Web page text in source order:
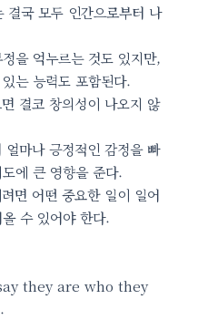
국 모두 인간으로부터 나
을 억누르는 것도 있지만,
는 능력도 포함된다.
결코 창의성이 나오지 않
마나 긍정적인 감정을 빠
에 큰 영향을 준다.
면 어떤 중요한 일이 일어
수 있어야 한다.
they are who they